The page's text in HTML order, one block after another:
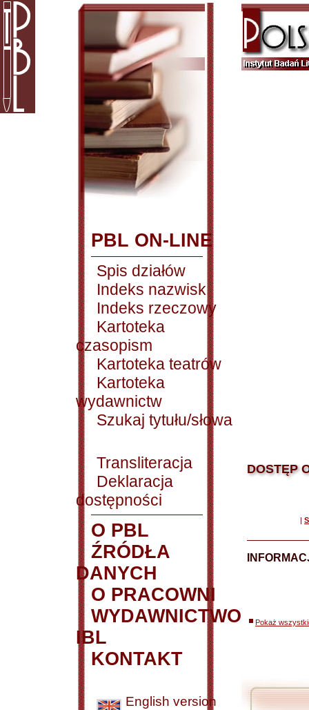
PBL ON-LINE
Spis działów
Indeks nazwisk
Indeks rzeczowy
Kartoteka
czasopism
Kartoteka teatrów
Kartoteka
wydawnictw
Szukaj tytułu/słowa
Transliteracja
Deklaracja
dostępności
O PBL
ŹRÓDŁA
DANYCH
O PRACOWNI
WYDAWNICTWO
IBL
KONTAKT
English version
DOSTĘP
|
Pokaż